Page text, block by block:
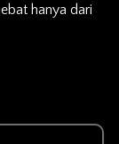
hanya dari